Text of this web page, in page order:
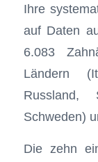
Ihre
auf Daten
6.083
Ländern
Russland,
Schweden)
Die zehn